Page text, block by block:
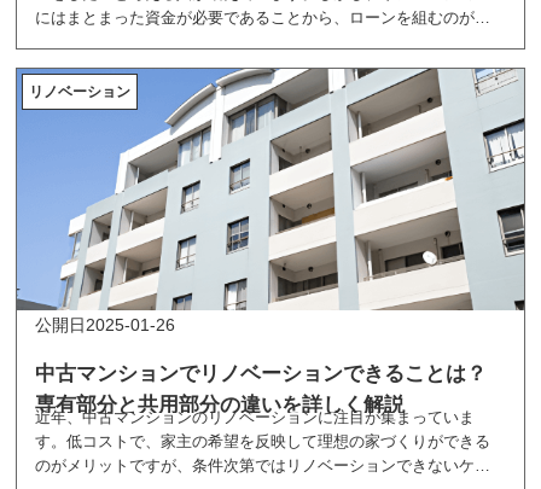
にはまとまった資金が必要であることから、ローンを組むのが一
は、リノベーションで利用できるローンの種類と各種ローンのメ
リット、デメリットを紹介しています。
リノベーション
中古マンションでリノベーションできることは？
専有部分と共用部分の違いを詳しく解説
2025-01-26
近年、中古マンションのリノベーションに注目が集まっていま
す。低コストで、家主の希望を反映して理想の家づくりができる
のがメリットですが、条件次第ではリノベーションできないケー